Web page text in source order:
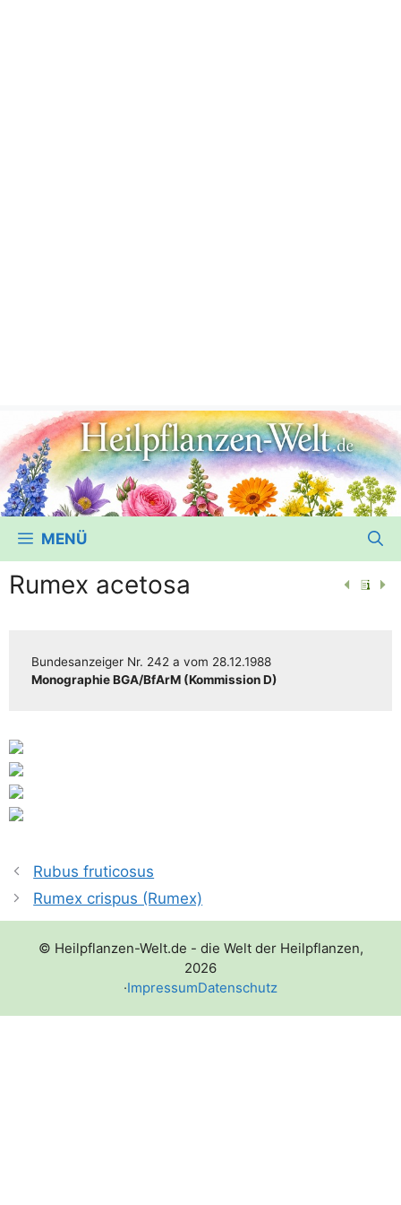
MENÜ
Rumex acetosa
Bun­des­an­zei­ger Nr. 242 a vom 28.12.1988
Mono­gra­phie BGA/​​BfArM (Kom­mis­si­on D)
Rubus fruticosus
Rumex crispus (Rumex)
© Heilpflanzen-Welt.de - die Welt der Heilpflanzen,
2026
·ImpressumDatenschutz